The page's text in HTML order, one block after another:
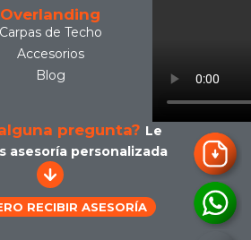
Overlanding
Carpas de Techo
Accesorios
Blog
pregunta? Le
asesoría personalizada
RECIBIR ASESORÍA